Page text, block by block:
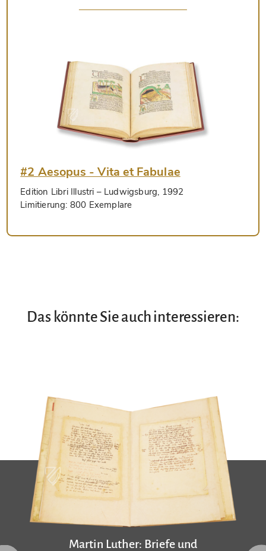
#2 Aesopus - Vita et Fabulae
Edition Libri Illustri – Ludwigsburg, 1992
Limitierung: 800 Exemplare
Das könnte Sie auch interessieren:
Martin Luther: Briefe und